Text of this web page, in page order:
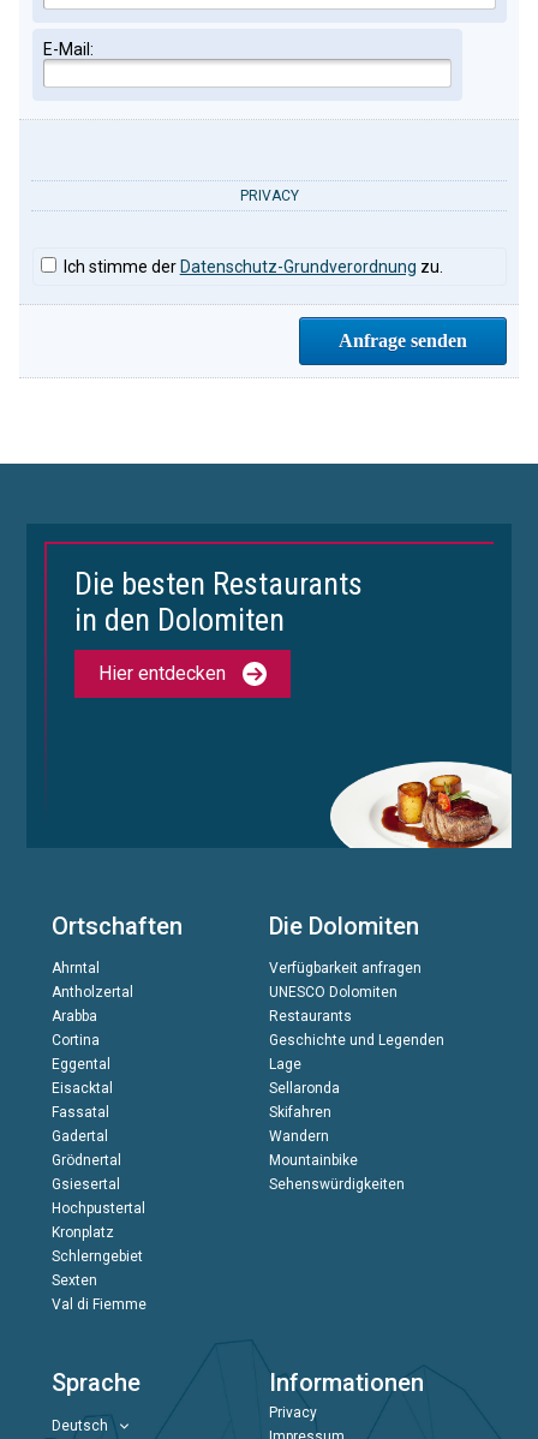
E-Mail:
PRIVACY
Ich stimme der Datenschutz-Grundverordnung zu.
Die besten Restaurants
in den Dolomiten
Hier entdecken
Ortschaften
Ahrntal
Antholzertal
Arabba
Cortina
Eggental
Eisacktal
Fassatal
Gadertal
Grödnertal
Gsiesertal
Hochpustertal
Kronplatz
Schlerngebiet
Sexten
Val di Fiemme
Die Dolomiten
Verfügbarkeit anfragen
UNESCO Dolomiten
Restaurants
Geschichte und Legenden
Lage
Sellaronda
Skifahren
Wandern
Mountainbike
Sehenswürdigkeiten
Sprache
Deutsch
Informationen
Privacy